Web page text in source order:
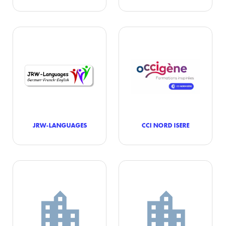
JRW-LANGUAGES CCI NORD ISERE